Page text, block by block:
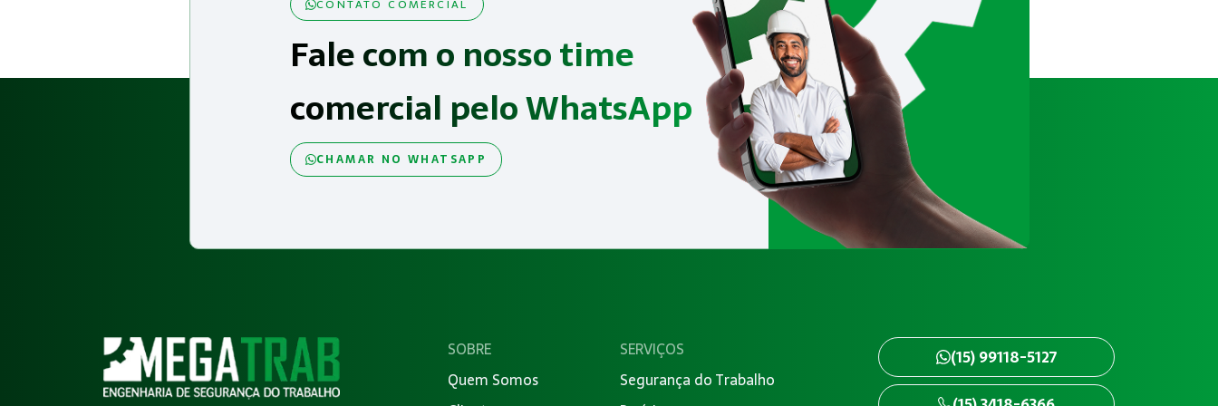
CONTATO COMERCIAL
Fale com o nosso time
comercial pelo WhatsApp
CHAMAR NO WHATSAPP
SOBRE
Quem Somos
SERVIÇOS
Segurança do Trabalho
(15) 99118-5127